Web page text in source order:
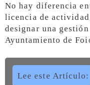
No hay diferencia
licencia de
designar una
Ayuntamiento de
Lee este Artículo: